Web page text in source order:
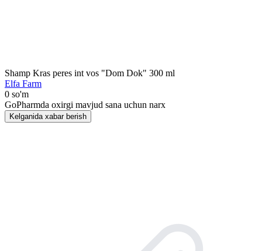
Shamp Kras peres int vos "Dom Dok" 300 ml
Elfa Farm
0 so'm
GoPharmda oxirgi mavjud sana uchun narx
Kelganida xabar berish